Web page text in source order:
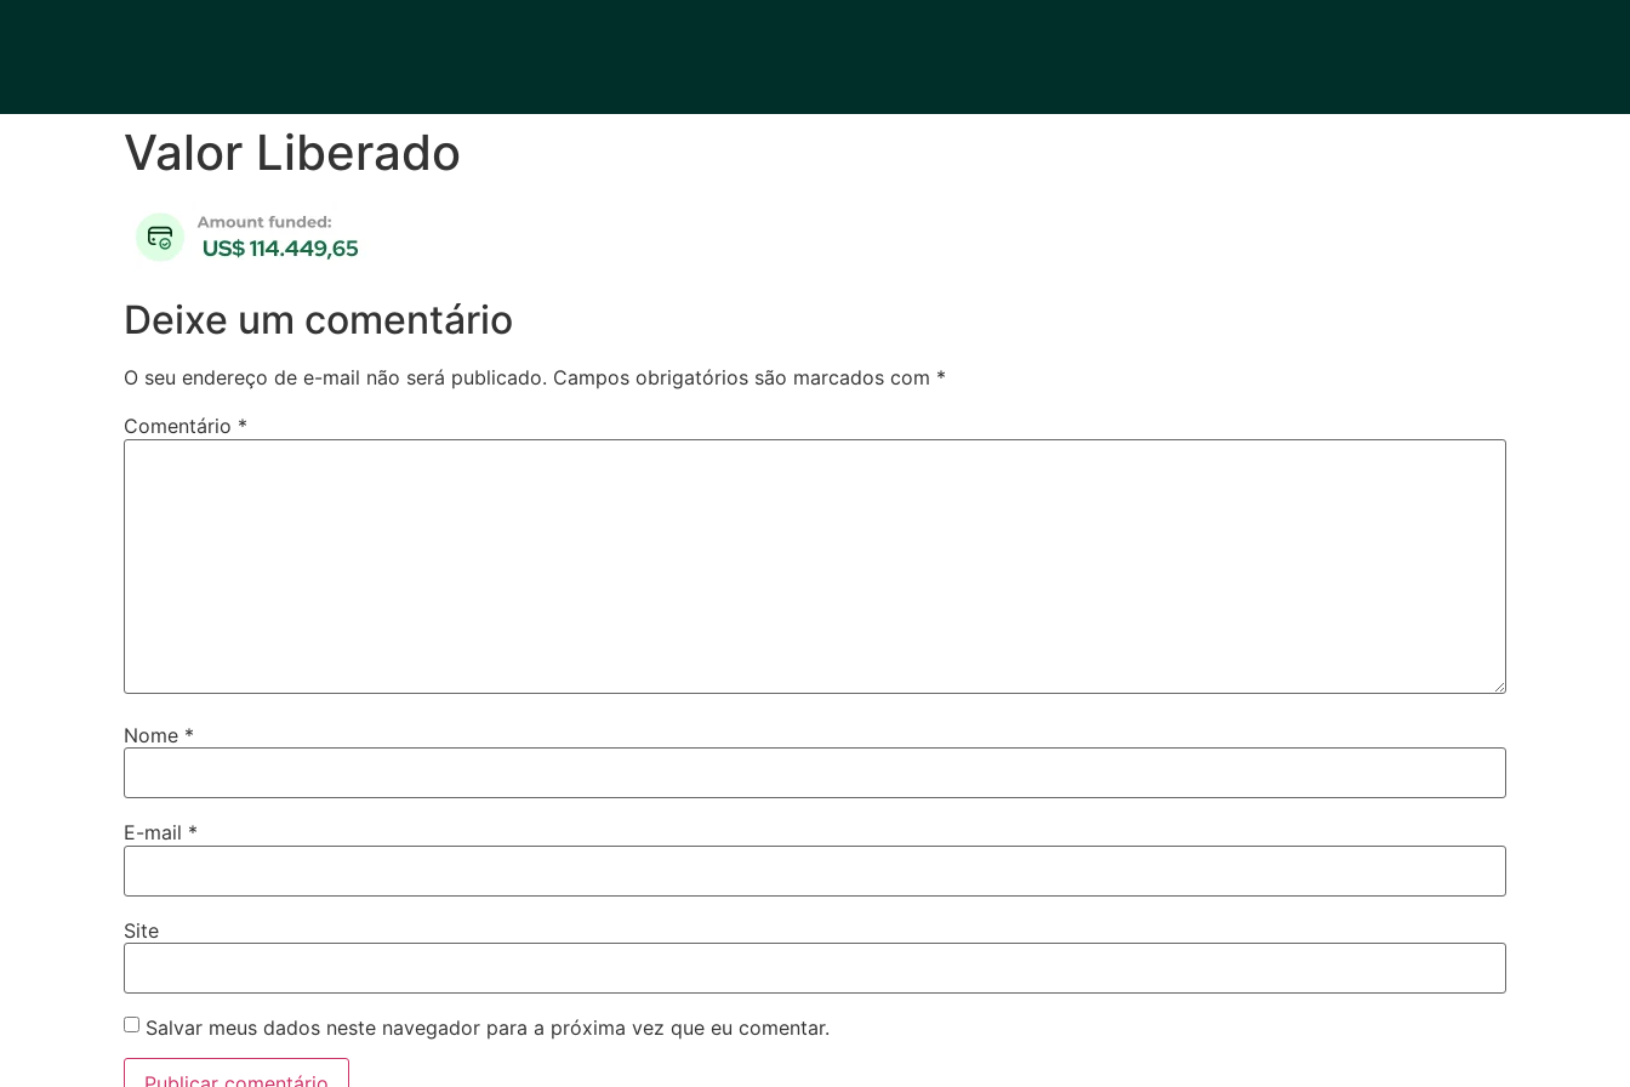
Valor Liberado
Deixe um comentário
O seu endereço de e-mail não será publicado. Campos obrigatórios são marcados com *
Comentário *
Nome *
E-mail *
Site
Salvar meus dados neste navegador para a próxima vez que eu comentar.